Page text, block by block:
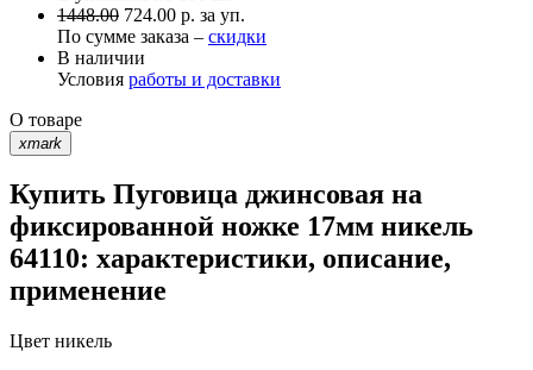
1448.00 724.00 р. за уп.
По сумме заказа – скидки
В наличии
Условия работы и доставки
О товаре
xmark
Купить Пуговица джинсовая на
фиксированной ножке 17мм никель
64110: характеристики, описание,
применение
Цвет никель